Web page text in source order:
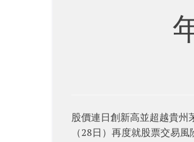
股價連日創新高並超越貴
（28日）再度就股票交易